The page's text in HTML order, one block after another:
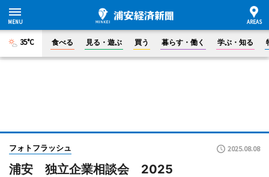
35°C 食べる 見る・遊ぶ 買う 暮らす・働く 学ぶ・知る
フォトフラッシュ 2025.08.08
浦安 独立企業相談会 2025